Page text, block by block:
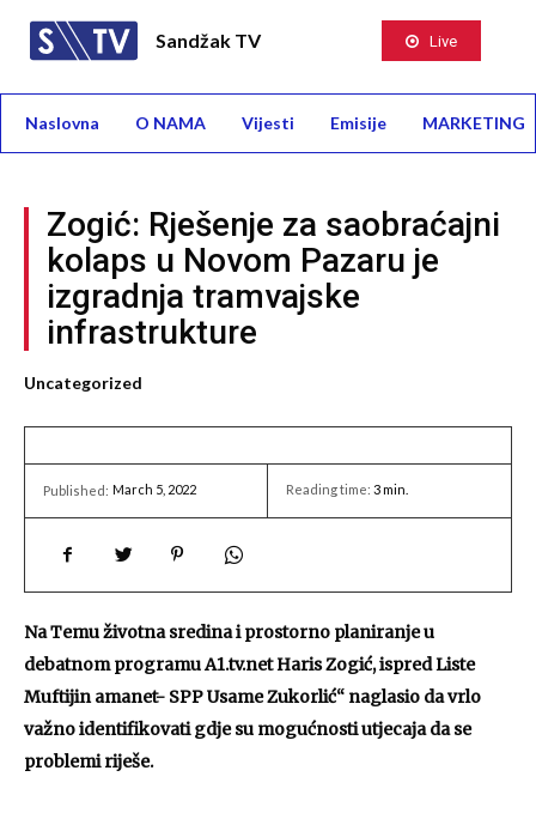
Sandžak TV Live
Naslovna O NAMA Vijesti Emisije MARKETING
Zogić: Rješenje za saobraćajni
kolaps u Novom Pazaru je
izgradnja tramvajske
infrastrukture
Uncategorized
Published: March 5, 2022 Reading time: 3min.
Na Temu životna sredina i prostorno planiranje u
debatnom programu A1.tv.net Haris Zogić, ispred Liste
Muftijin amanet- SPP Usame Zukorlić“ naglasio da vrlo
važno identifikovati gdje su mogućnosti utjecaja da se
problemi riješe.